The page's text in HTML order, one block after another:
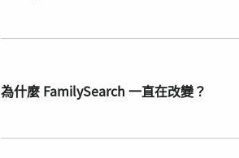
為什麼 FamilySearch 一直在改變？